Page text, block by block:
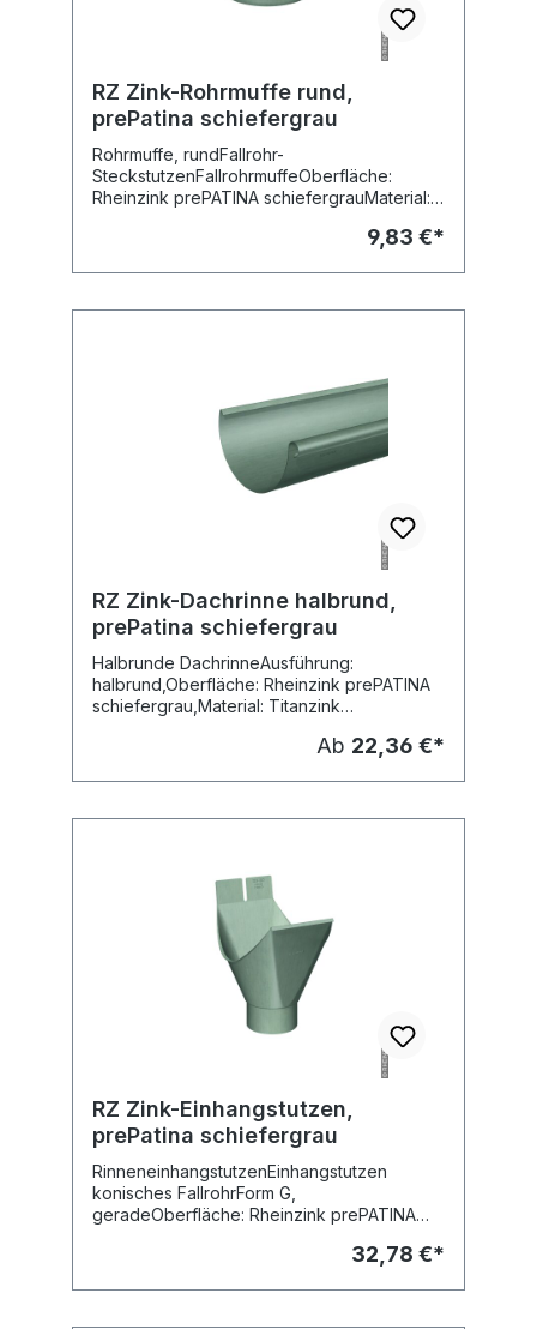
RZ Zink-Rohrmuffe rund,
prePatina schiefergrau
Rohrmuffe, rundFallrohr-
SteckstutzenFallrohrmuffeOberfläche:
Rheinzink prePATINA schiefergrauMaterial:
9,83 €*
RZ Zink-Dachrinne halbrund,
prePatina schiefergrau
Halbrunde DachrinneAusführung:
halbrund,Oberfläche: Rheinzink prePATINA
schiefergrau,Material: Titanzink
Herstellungslängen: 3 MeterPreis pro
AnfrageLieferbare Dimensionen:4-teilig,
Nenngrösse: 400 mm, Rinnenbreite: 192 mm,
Rinnenhöhe: 107 mm6-teilig, Nenngrösse:
333 mm, Rinnenbreite: 153 mm, Rinnenhöhe:
87 mm7-teilig, Nenngrösse: 280 mm,
Rinnenbreite: 127mm, Rinnenhöhe: 73 mm8-
teilig, Nenngrösse: 250 mm, Rinnenbreite:
105mm, Rinnenhöhe: 62 mm10-teilig,
Nenngrösse: 200 mm, Rinnenbreite: 80 mm,
Ab 22,36 €*
RZ Zink-Einhangstutzen,
prePatina schiefergrau
RinneneinhangstutzenEinhangstutzen
konisches FallrohrForm G,
geradeOberfläche: Rheinzink prePATINA
vorbewittertFabr. RheinzinkAusführung:
32,78 €*